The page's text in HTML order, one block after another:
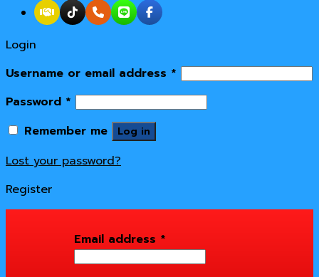
Login
Username or email address *
Password *
Remember me
Log in
Lost your password?
Register
Email address *